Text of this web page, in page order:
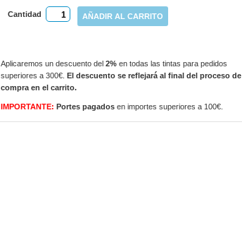
Cantidad AÑADIR AL CARRITO
Aplicaremos un descuento del2% en todas las tintas para pedidos
superiores a 300€.El descuento se reflejará al final del proceso de
compra en el carrito.
IMPORTANTE: Portes pagadosen importes superiores a 100€.